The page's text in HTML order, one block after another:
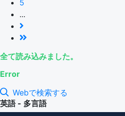
5
...
全て読み込みました。
Error
Webで検索する
英語 - 多言語